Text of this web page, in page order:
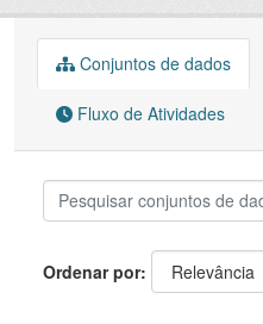
Conjuntos de dados
Fluxo de Atividades
Ordenar por